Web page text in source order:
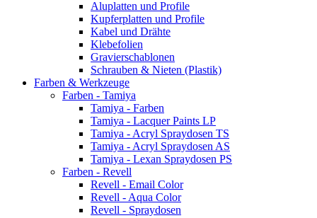
Aluplatten und Profile
Kupferplatten und Profile
Kabel und Drähte
Klebefolien
Gravierschablonen
Schrauben & Nieten (Plastik)
Farben & Werkzeuge
Farben - Tamiya
Tamiya - Farben
Tamiya - Lacquer Paints LP
Tamiya - Acryl Spraydosen TS
Tamiya - Acryl Spraydosen AS
Tamiya - Lexan Spraydosen PS
Farben - Revell
Revell - Email Color
Revell - Aqua Color
Revell - Spraydosen